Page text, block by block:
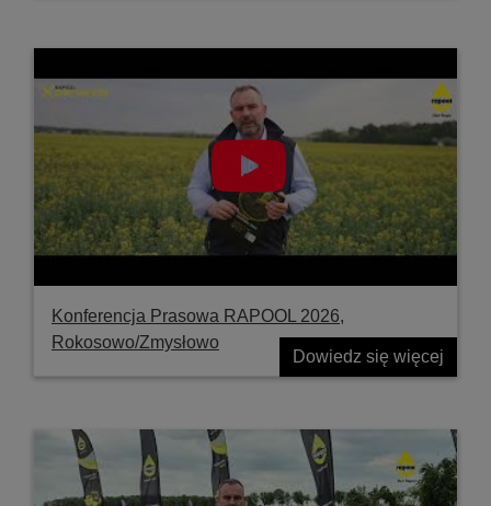
Konferencja Prasowa RAPOOL 2026,
Rokosowo/Zmysłowo
Dowiedz się więcej